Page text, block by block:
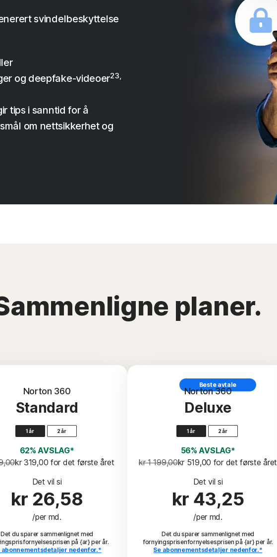
svindelbeskyttelse
og deepfake-videoer23,
tips i sanntid for å
om nettsikkerhet og
planer.
Norton 360
Standard
1 år 2 år
62% AVSLAG*
kr 319,00 for det første året
Det vil si
kr 26,58
/per md.
Det du sparer sammenlignet med
på {ar} per år.
abonnementsdetaljer nedenfor.*
Beste avtale
Norton 360
Deluxe
1 år 2 år
56% AVSLAG*
kr 1 199,00kr 519,00 for det første året
Det vil si
kr 43,25
/per md.
Det du sparer sammenlignet med
fornyingsprisenfornyelsesprisen på {ar} per år.
Se abonnementsdetaljer nedenfor.*